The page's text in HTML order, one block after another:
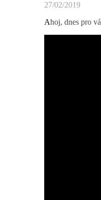
27/02/2019
Ahoj, dnes pro